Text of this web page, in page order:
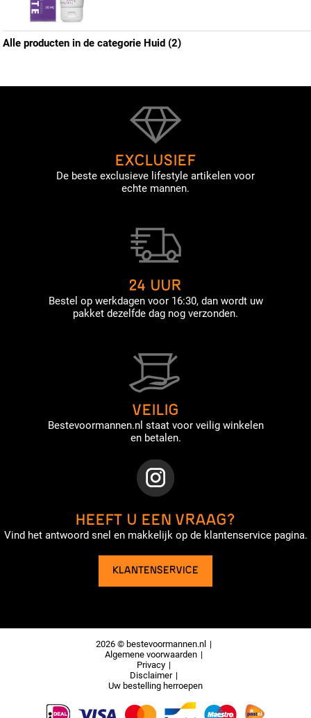
Alle producten in de categorie Huid (2)
EXCLUSIEF
De beste exclusieve lifestyle artikelen voor
echte mannen.
24 UUR
Bestel op werkdagen voor 16:30, dan wordt uw
pakket dezelfde dag nog verzonden.
VEILIG
Bestevoormannen.nl staat voor veilig winkelen
en betalen.
HEEFT U EEN VRAAG?
Vind het antwoord snel en makkelijk op de klantenservice pagina.
KLANTENSERVICE
2026 © bestevoormannen.nl
Algemene voorwaarden
Privacy
Disclaimer
Uw bestelling herroepen